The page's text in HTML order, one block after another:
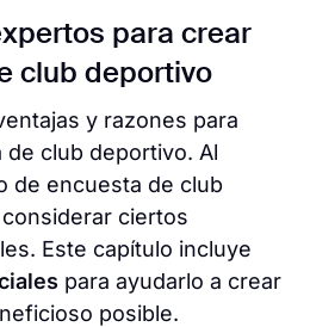
para crear
club deportivo
y razones para
club deportivo. Al
de encuesta de club
ciertos
Este capítulo incluye
para ayudarlo a crear
posible.